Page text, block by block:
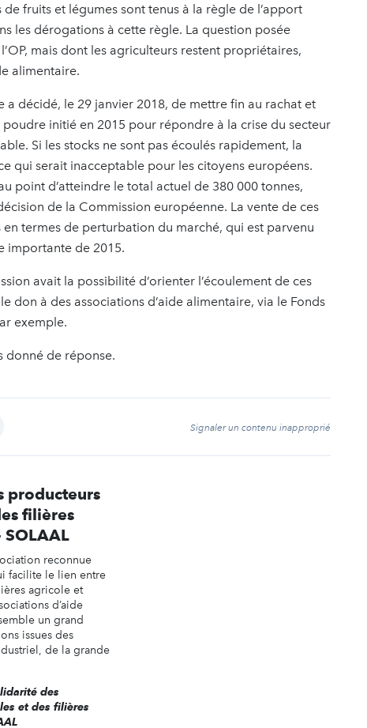
fruits et légumes sont tenus à la règle de l’apport
les dérogations à cette règle. La question posée
mais dont les agriculteurs restent propriétaires,
alimentaire.
a décidé, le 29 janvier 2018, de mettre fin au rachat et
initié en 2015 pour répondre à la crise du secteur
Si les stocks ne sont pas écoulés rapidement, la
qui serait inacceptable pour les citoyens européens.
point d’atteindre le total actuel de 380 000 tonnes,
de la Commission européenne. La vente de ces
termes de perturbation du marché, qui est parvenu
importante de 2015.
avait la possibilité d’orienter l’écoulement de ces
don à des associations d’aide alimentaire, via le Fonds
exemple.
donné de réponse.
Signaler un contenu inapproprié
producteurs
filières
reconnue
facilite le lien entre
agricole et
d’aide
un grand
issues des
de la grande
des
et des filières